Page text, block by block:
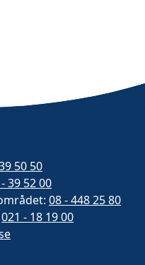
50 50
39 52 00
08 - 448 25 80
021 - 18 19 00